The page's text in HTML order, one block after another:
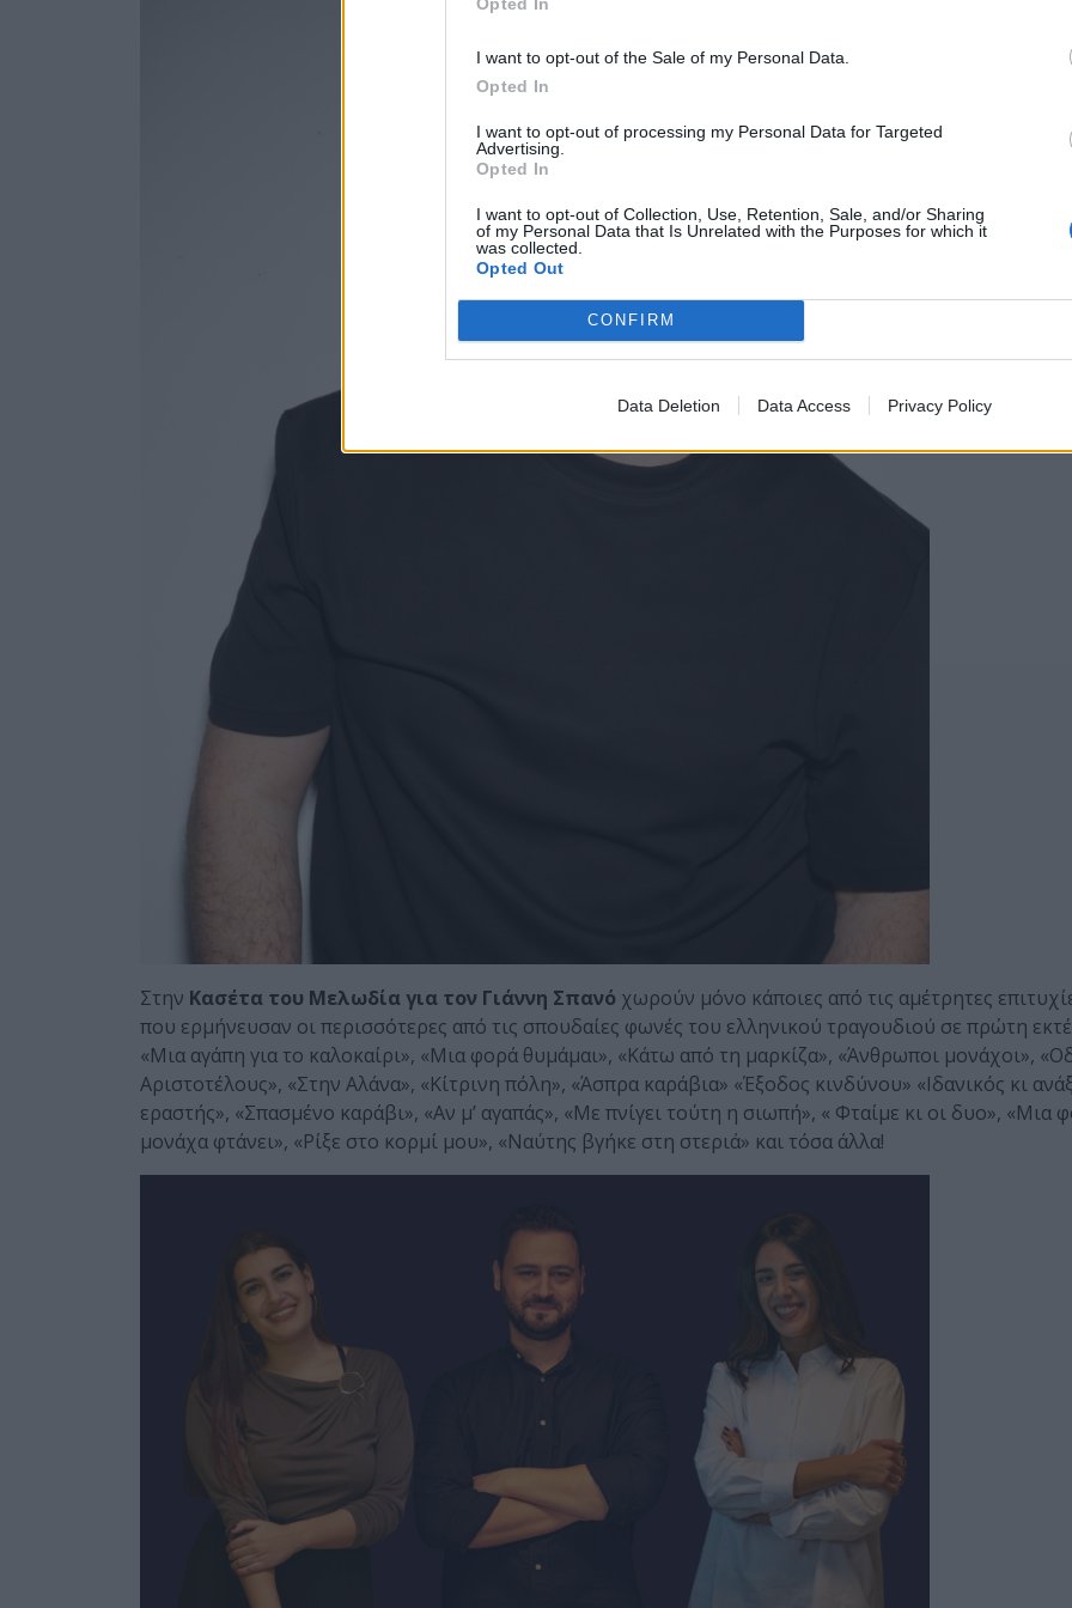
I want to opt-out of the Sale of my Personal Data.
Opted In
I want to opt-out of processing my Personal Data for Targeted
Advertising.
Opted In
I want to opt-out of Collection, Use, Retention, Sale, and/or Sharing
of my Personal Data that Is Unrelated with the Purposes for which it
was collected.
Opted Out
CONFIRM
Data Deletion Data Access Privacy Policy
Στην Κασέτα του Μελωδία για τον Γιάννη Σπανό χωρούν μόνο κάποιες από τις αμέτρητες
που ερμήνευσαν οι περισσότερες από τις σπουδαίες φωνές του ελληνικού τραγουδιού σε πρώτη
«Μια αγάπη για το καλοκαίρι», «Μια φορά θυμάμαι», «Κάτω από τη μαρκίζα», «Άνθρωποι μονάχοι»,
Αριστοτέλους», «Στην Αλάνα», «Κίτρινη πόλη», «Άσπρα καράβια» «Έξοδος κινδύνου» «Ιδανικός κι
εραστής», «Σπασμένο καράβι», «Αν μ’ αγαπάς», «Με πνίγει τούτη η σιωπή», « Φταίμε κι οι δυο», «Μια
μονάχα φτάνει», «Ρίξε στο κορμί μου», «Ναύτης βγήκε στη στεριά» και τόσα άλλα!